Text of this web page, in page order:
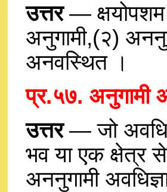
उत्तर—
अनुगामी,(२)
अनवस्थित ।
प्र.५७. अनुगामी
उत्तर— जो
भव या एक क्षेत्र
अननुगामी